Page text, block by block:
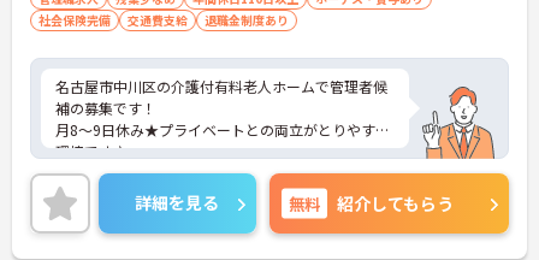
社会保険完備
交通費支給 退職金制度あり
名古屋市中川区の介護付有料老人ホームで管理者候
補の募集です！
月8～9日休み★プライベートとの両立がとりやすい
環境です♪
ご興味のある方は、面接ポイントをお伝えしますの
で、お気軽にご連絡ください。
詳細を見る 無料 紹介してもらう